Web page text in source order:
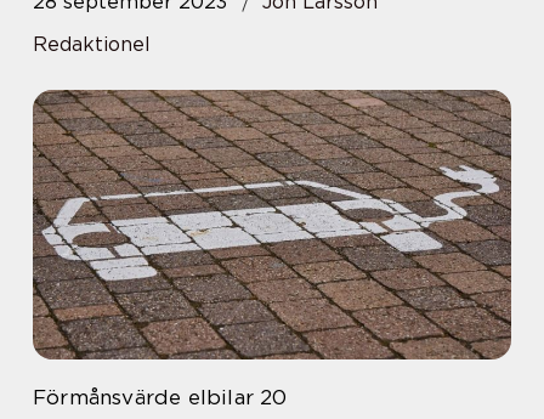
Redaktionel
Förmånsvärde elbilar 20